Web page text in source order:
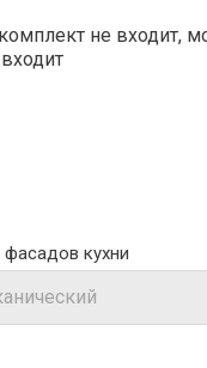
не входит,
кухни